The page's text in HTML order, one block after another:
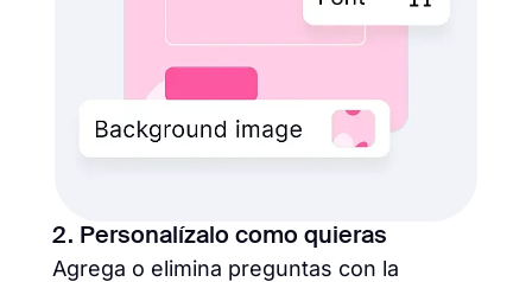
2. Personalízalo como quieras
Agrega o elimina preguntas con la